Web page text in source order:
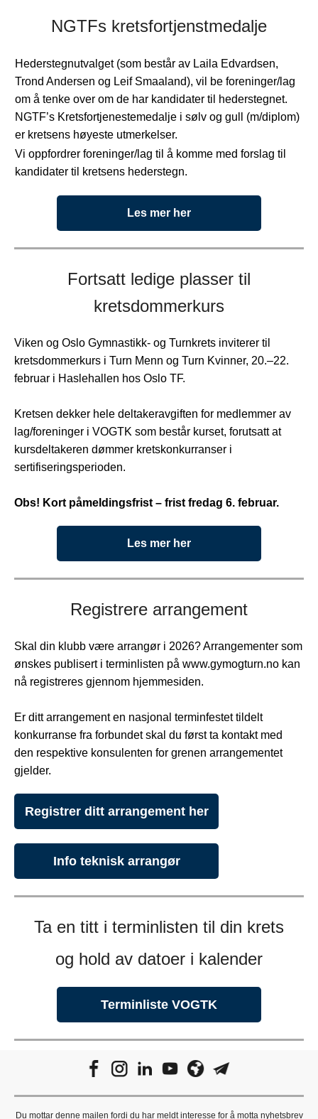
NGTFs kretsfortjenstmedalje
Hederstegnutvalget (som består av Laila Edvardsen,
Trond Andersen og Leif Smaaland), vil be foreninger/lag
om å tenke over om de har kandidater til hederstegnet.
NGTF’s Kretsfortjenestemedalje i sølv og gull (m/diplom)
er kretsens høyeste utmerkelser.
Vi oppfordrer foreninger/lag til å komme med forslag til
kandidater til kretsens hederstegn.
Les mer her
Fortsatt ledige plasser til
kretsdommerkurs
Viken og Oslo Gymnastikk- og Turnkrets inviterer til
kretsdommerkurs i Turn Menn og Turn Kvinner, 20.–22.
februar i Haslehallen hos Oslo TF.
Kretsen dekker hele deltakeravgiften for medlemmer av
lag/foreninger i VOGTK som består kurset, forutsatt at
kursdeltakeren dømmer kretskonkurranser i
sertifiseringsperioden.
Obs! Kort påmeldingsfrist – frist fredag 6. februar.
Les mer her
Registrere arrangement
Skal din klubb være arrangør i 2026? Arrangementer som
ønskes publisert i terminlisten på www.gymogturn.no kan
nå registreres gjennom hjemmesiden.
Er ditt arrangement en nasjonal terminfestet tildelt
konkurranse fra forbundet skal du først ta kontakt med
den respektive konsulenten for grenen arrangementet
gjelder.
Registrer ditt arrangement her
Info teknisk arrangør
Ta en titt i terminlisten til din krets
og hold av datoer i kalender
Terminliste VOGTK
Du mottar denne mailen fordi du har meldt interesse for å motta nyhetsbrev